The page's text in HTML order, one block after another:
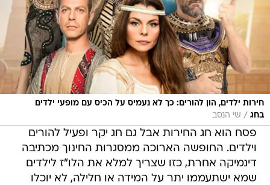
חירות ילדים, הון להורים: כך לא נעמיס על הכיס עם מופעי ילדים
בחג / שי הנסב
פסח הוא חג החירות אבל גם חג יקר ופעיל להורים
וילדים. החופשה הארוכה ממסגרות החינוך מכתיבה
דינמיקה אחרת, כזו שצריך למלא את הלו"ז לילדים
שמא ישתעממו יתר על המידה או חלילה, לא יוכלו